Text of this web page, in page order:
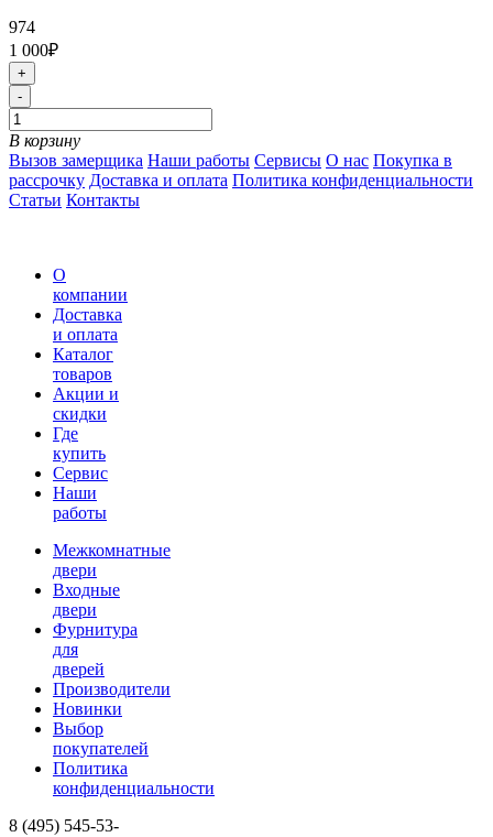
974
1 000₽
+
-
В корзину
Вызов замерщика Наши работы Сервисы О нас Покупка в
рассрочку Доставка и оплата Политика конфиденциальности
Статьи Контакты
О
компании
Доставка
и оплата
Каталог
товаров
Акции и
скидки
Где
купить
Сервис
Наши
работы
Межкомнатные
двери
Входные
двери
Фурнитура
для
дверей
Производители
Новинки
Выбор
покупателей
Политика
конфиденциальности
8 (495) 545-53-